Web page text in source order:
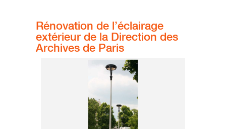
Rénovation de l’éclairage
extérieur de la Direction des
Archives de Paris